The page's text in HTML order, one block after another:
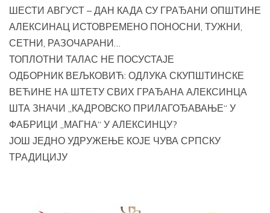
ШЕСТИ АВГУСТ – ДАН КАДА СУ ГРАЂАНИ ОПШТИНЕ
АЛЕКСИНАЦ ИСТОВРЕМЕНО ПОНОСНИ, ТУЖНИ,
СЕТНИ, РАЗОЧАРАНИ…
ТОПЛОТНИ ТАЛАС НЕ ПОСУСТАЈЕ
ОДБОРНИК ВЕЉКОВИЋ: ОДЛУКА СКУПШТИНСКЕ
ВЕЋИНЕ НА ШТЕТУ СВИХ ГРАЂАНА АЛЕКСИНЦА
ШТА ЗНАЧИ „КАДРОВСКО ПРИЛАГОЂАВАЊЕ“ У
ФАБРИЦИ „МАГНА“ У АЛЕКСИНЦУ?
ЈОШ ЈЕДНО УДРУЖЕЊЕ КОЈЕ ЧУВА СРПСКУ
ТРАДИЦИЈУ